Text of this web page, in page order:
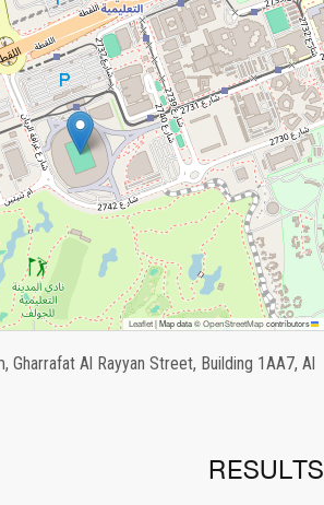
Leaflet
|Map data ©OpenStreetMapcontributors
Gharrafat Al Rayyan Street, Building 1AA7, Al
RESULTS